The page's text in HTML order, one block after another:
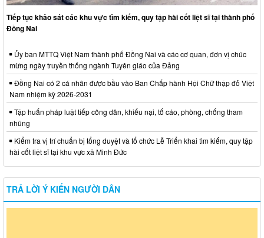
Tiếp tục khảo sát các khu vực tìm kiếm, quy tập hài cốt liệt sĩ tại thành phố
Đồng Nai
Ủy ban MTTQ Việt Nam thành phố Đồng Nai và các cơ quan, đơn vị chúc
mừng ngày truyền thống ngành Tuyên giáo của Đảng
Đồng Nai có 2 cá nhân được bầu vào Ban Chấp hành Hội Chữ thập đỏ Việt
Nam nhiệm kỳ 2026-2031
Tập huấn pháp luật tiếp công dân, khiếu nại, tố cáo, phòng, chống tham
nhũng
Kiểm tra vị trí chuẩn bị tổng duyệt và tổ chức Lễ Triển khai tìm kiếm, quy tập
hài cốt liệt sĩ tại khu vực xã Minh Đức
TRẢ LỜI Ý KIẾN NGƯỜI DÂN